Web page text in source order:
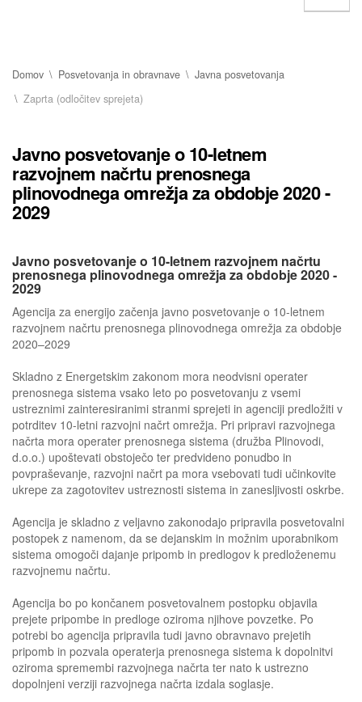
Domov Posvetovanja in obravnave
Javna posvetovanja
Zaprta (odločitev sprejeta)
Javno posvetovanje o 10-letnem
razvojnem načrtu prenosnega
plinovodnega omrežja za obdobje 2020 -
2029
Javno posvetovanje o 10-letnem razvojnem načrtu
prenosnega plinovodnega omrežja za obdobje 2020 -
2029
Agencija za energijo začenja javno posvetovanje o 10-letnem
razvojnem načrtu prenosnega plinovodnega omrežja za obdobje
2020–2029
Skladno z Energetskim zakonom mora neodvisni operater
prenosnega sistema vsako leto po posvetovanju z vsemi
ustreznimi zainteresiranimi stranmi sprejeti in agenciji predložiti v
potrditev 10-letni razvojni načrt omrežja. Pri pripravi razvojnega
načrta mora operater prenosnega sistema (družba Plinovodi,
d.o.o.) upoštevati obstoječo ter predvideno ponudbo in
povpraševanje, razvojni načrt pa mora vsebovati tudi učinkovite
ukrepe za zagotovitev ustreznosti sistema in zanesljivosti oskrbe.
Agencija je skladno z veljavno zakonodajo pripravila posvetovalni
postopek z namenom, da se dejanskim in možnim uporabnikom
sistema omogoči dajanje pripomb in predlogov k predloženemu
razvojnemu načrtu.
Agencija bo po končanem posvetovalnem postopku objavila
prejete pripombe in predloge oziroma njihove povzetke. Po
potrebi bo agencija pripravila tudi javno obravnavo prejetih
pripomb in pozvala operaterja prenosnega sistema k dopolnitvi
oziroma spremembi razvojnega načrta ter nato k ustrezno
dopolnjeni verziji razvojnega načrta izdala soglasje.